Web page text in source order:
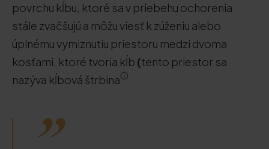
povrchu kĺbu, ktoré sa v priebehu ochorenia
stále zväčšujú a môžu viesť k zúženiu alebo
úplnému vymiznutiu priestoru medzi dvoma
kosťami, ktoré tvoria kĺb (tento priestor sa
nazýva kĺbová štrbina